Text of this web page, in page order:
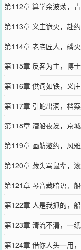
第112章 算学余波荡，
第113章 义庄诡火，赴
第114章 老宅匠人，磷
第115章 反客为主，博
第116章 供词如铁，义
第117章 引蛇出洞，档
第118章 漕船夜发，京
第119章 画舫邀约，风
第120章 藏头骂鼠辈，
第121章 琴音藏暗语，
第122章 人是我抓的，
第123章 清流不清，一
第124章 借你人头一用